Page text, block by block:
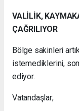
VALİLİK,
ÇAĞRILIYOR
Bölge sakinleri
istemediklerini,
ediyor.
Vatandaşlar;